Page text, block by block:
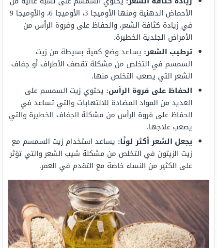
الأحماض الدهنية ومنها الأوميجا 3، الأوميجا 6، والأوميجا 9
في زيادة كثافة الشعر، والحفاظ على وفروة الرأس من
الأمراض الجلدية الخطيرة.
ترطيب الشعر: يساعد وضع كمية بسيطة من زيت
السمسم في التخلص من مشكلة تقصف الأطراف أو جفاف
الشعر التي يصعب التخلص منها.
الحفاظ على فروة الرأس: يحتوي زيت السمسم على
العديد من المواد المضادة للالتهابات والتي تساعد في
الحفاظ على فروة الرأس من مشكلة الجفاف الخطيرة والتي
يصعب علاجها.
يجعل الشعر أكثر لونًا: يساعد استخدام زيت السمسم مع
زيت الزيتون في التخلص من مشكلة شيب الشعر والتي تؤثر
على الكثير من النساء خاصة مع التقدم في العمر.